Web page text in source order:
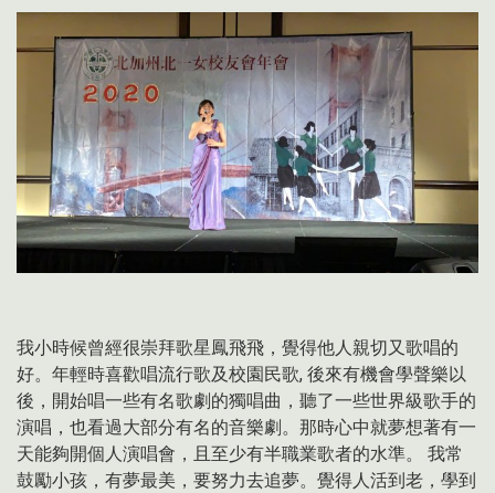
我小時候曾經很崇拜歌星鳳飛飛，覺得他人親切又歌唱的
好。年輕時喜歡唱流行歌及校園民歌, 後來有機會學聲樂以
後，開始唱一些有名歌劇的獨唱曲，聽了一些世界級歌手的
演唱，也看過大部分有名的音樂劇。那時心中就夢想著有一
天能夠開個人演唱會，且至少有半職業歌者的水準。
我常
鼓勵小孩，有夢最美， 要努力去追夢。覺得人活到老，學到